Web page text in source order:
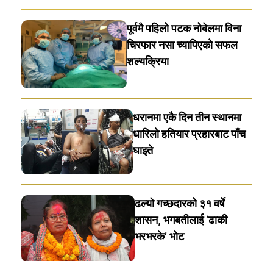
पूर्वमै पहिलो पटक नोबेलमा विना
चिरफार नसा च्यापिएको सफल
शल्यक्रिया
धरानमा एकै दिन तीन स्थानमा
धारिलाे हतियार प्रहारबाट पाँच
घाइते
ढल्यो गच्छदारको ३१ वर्षे
शासन, भगबतीलाई ‘ढाकी
भरभरके’ भाेट